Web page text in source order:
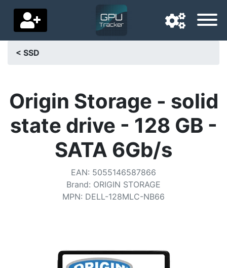
Pays de livraison
Accueil
Baisses de prix
Paramètres
Soutenez-nous
< SSD
Origin Storage - solid
state drive - 128 GB -
SATA 6Gb/s
EAN: 5055146587866
Brand: ORIGIN STORAGE
MPN: DELL-128MLC-NB66